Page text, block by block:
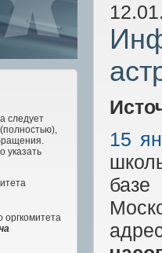
следует
указать
оргкомитета
15